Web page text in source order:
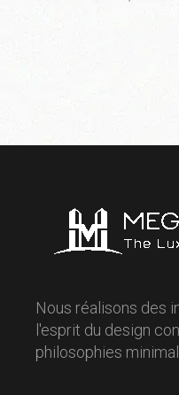
Nous réalisons des
l'esprit du design
philosophies